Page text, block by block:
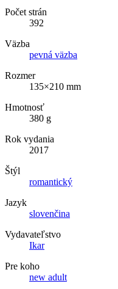
Počet strán
392
Väzba
pevná väzba
Rozmer
135×210 mm
Hmotnosť
380 g
Rok vydania
2017
Štýl
romantický
Jazyk
slovenčina
Vydavateľstvo
Ikar
Pre koho
new adult